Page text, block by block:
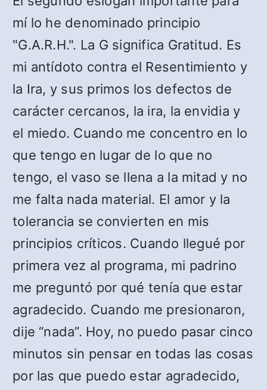
mí lo he denominado principio
"G.A.R.H.". La G significa Gratitud. Es
mi antídoto contra el Resentimiento y
la Ira, y sus primos los defectos de
carácter cercanos, la ira, la envidia y
el miedo. Cuando me concentro en lo
que tengo en lugar de lo que no
tengo, el vaso se llena a la mitad y no
me falta nada material. El amor y la
tolerancia se convierten en mis
principios críticos. Cuando llegué por
primera vez al programa, mi padrino
me preguntó por qué tenía que estar
agradecido. Cuando me presionaron,
dije “nada”. Hoy, no puedo pasar cinco
minutos sin pensar en todas las cosas
por las que puedo estar agradecido,